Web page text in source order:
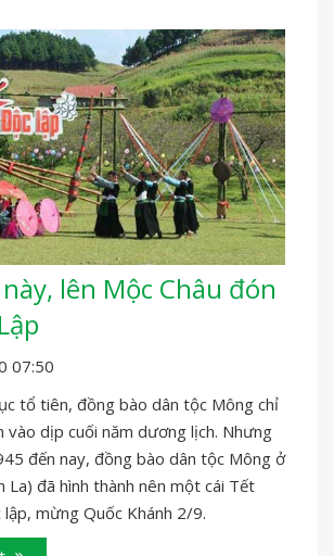
lên Mộc Châu đón
07:50
tổ tiên, đồng bào dân tộc Mông chỉ
vào dịp cuối năm dương lịch. Nhưng
đến nay, đồng bào dân tộc Mông ở
La) đã hình thành nên một cái Tết
mừng Quốc Khánh 2/9.